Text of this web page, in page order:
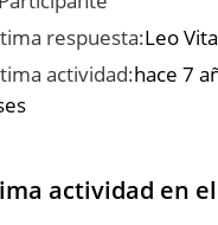
respuesta:Leo
actividad:hace 7
actividad en